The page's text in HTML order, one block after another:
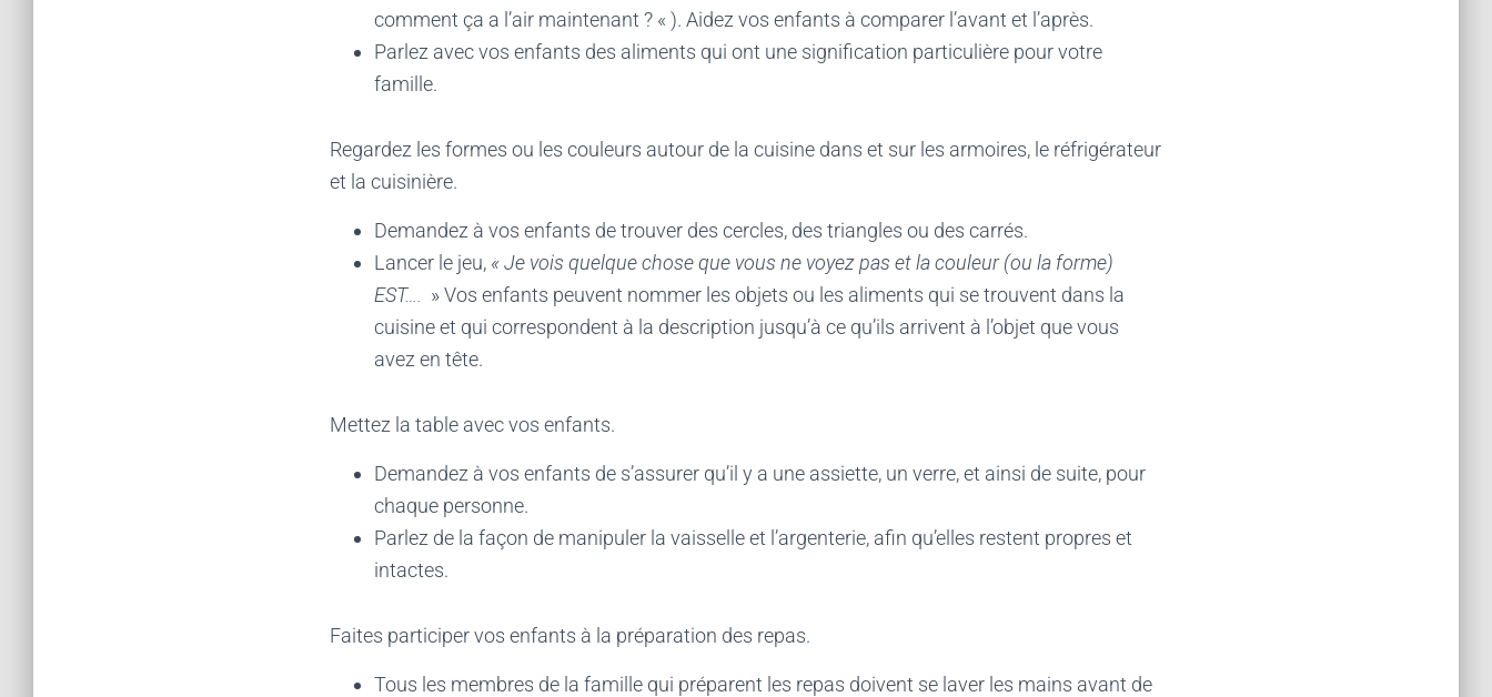
comment ça a l’air maintenant ? « ). Aidez vos enfants à comparer l’avant et l’après.
Parlez avec vos enfants des aliments qui ont une signification particulière pour votre
famille.
Regardez les formes ou les couleurs autour de la cuisine dans et sur les armoires, le réfrigérateur
et la cuisinière.
Demandez à vos enfants de trouver des cercles, des triangles ou des carrés.
Lancer le jeu, « Je vois quelque chose que vous ne voyez pas et la couleur (ou la forme)
EST….
» Vos enfants peuvent nommer les objets ou les aliments qui se trouvent dans la
cuisine et qui correspondent à la description jusqu’à ce qu’ils arrivent à l’objet que vous
avez en tête.
Mettez la table avec vos enfants.
Demandez à vos enfants de s’assurer qu’il y a une assiette, un verre, et ainsi de suite, pour
chaque personne.
Parlez de la façon de manipuler la vaisselle et l’argenterie, afin qu’elles restent propres et
intactes.
Faites participer vos enfants à la préparation des repas.
Tous les membres de la famille qui préparent les repas doivent se laver les mains avant de